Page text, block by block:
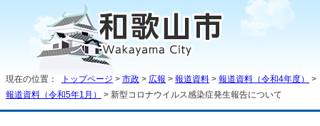
現在の位置： トップページ > 市政 > 広報 > 報道資料 > 報道資料（令和4年度）
>
報道資料（令和5年1月）
> 新型コロナウイルス感染症発生報告について